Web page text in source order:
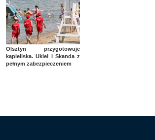
Olsztyn przygotowuje
kąpieliska. Ukiel i Skanda z
pełnym zabezpieczeniem